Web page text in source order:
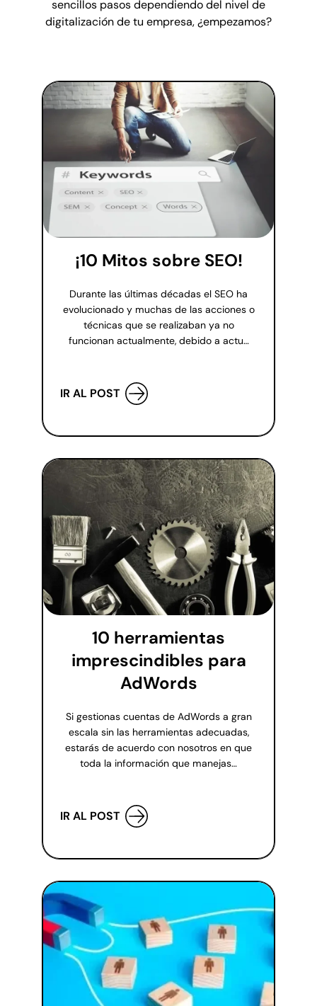
sencillos pasos dependiendo del nivel de
digitalización de tu empresa, ¿empezamos?
¡10 Mitos sobre SEO!
Durante las últimas décadas el SEO ha
evolucionado y muchas de las acciones o
técnicas que se realizaban ya no
funcionan actualmente, debido a actu…
IR AL POST
10 herramientas
imprescindibles para
AdWords
Si gestionas cuentas de AdWords a gran
escala sin las herramientas adecuadas,
estarás de acuerdo con nosotros en que
toda la información que manejas…
IR AL POST